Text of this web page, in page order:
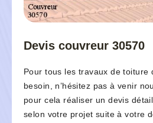
Devis couvreur 30570
Pour tous les travaux de toiture
besoin, n’hésitez pas à venir
pour cela réaliser un devis
selon votre projet suite à votre